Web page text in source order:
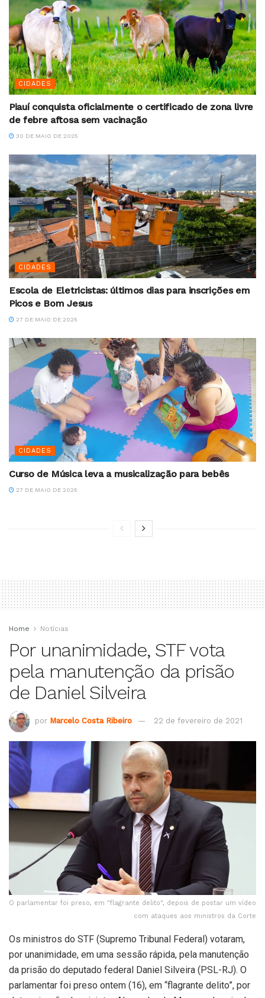
CIDADES
Piauí conquista oficialmente o certificado de zona livre
de febre aftosa sem vacinação
30 DE MAIO DE 2025
CIDADES
Escola de Eletricistas: últimos dias para inscrições em
Picos e Bom Jesus
27 DE MAIO DE 2025
CIDADES
Curso de Música leva a musicalização para bebês
27 DE MAIO DE 2025
Home Notícias
Por unanimidade, STF vota
pela manutenção da prisão
de Daniel Silveira
por Marcelo Costa Ribeiro 22 de fevereiro de 2021
O parlamentar foi preso, em "flagrante delito", depois de postar um vídeo
com ataques aos ministros da Corte
Os ministros do STF (Supremo Tribunal Federal) votaram,
por unanimidade, em uma sessão rápida, pela manutenção
da prisão do deputado federal Daniel Silveira (PSL-RJ). O
parlamentar foi preso ontem (16), em “flagrante delito”, por